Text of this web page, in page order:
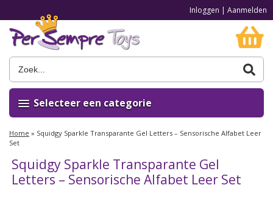
Inloggen | Aanmelden
Selecteer een categorie
Home » Squidgy Sparkle Transparante Gel Letters – Sensorische Alfabet Leer
Set
Squidgy Sparkle Transparante Gel
Letters – Sensorische Alfabet Leer Set